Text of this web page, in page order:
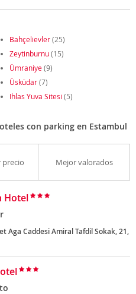
Bahçelievler(25)
Zeytinburnu(15)
Ümraniye(9)
Üsküdar(7)
Ihlas Yuva Sitesi (5)
con parking en Estambul
precio Mejor valorados
Hotel
Aga Caddesi Amiral Tafdil Sokak, 21,